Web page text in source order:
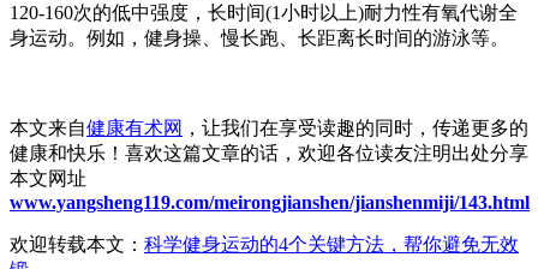
120-160次的低中强度，长时间(1小时以上)耐力性有氧代谢全
身运动。例如，健身操、慢长跑、长距离长时间的游泳等。
本文来自健康有术网 ，让我们在享受读趣的同时，传递更多的
健康和快乐！喜欢这篇文章的话，欢迎各位读友注明出处分享
本文网址
www.yangsheng119.com/meirongjianshen/jianshenmiji/143.html
欢迎转载本文： 科学健身运动的4个关键方法，帮你避免无效